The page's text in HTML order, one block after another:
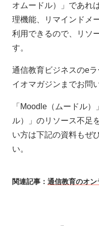
オムードル）」であれ
理機能、リマインドメ
利用できるので、リソ
す。
通信教育ビジネスのe
イオマガジンまでお問
「Moodle（ムードル
ル）」のリソース不足
い方は下記の資料もぜ
い。
関連記事： 通信教育のオン